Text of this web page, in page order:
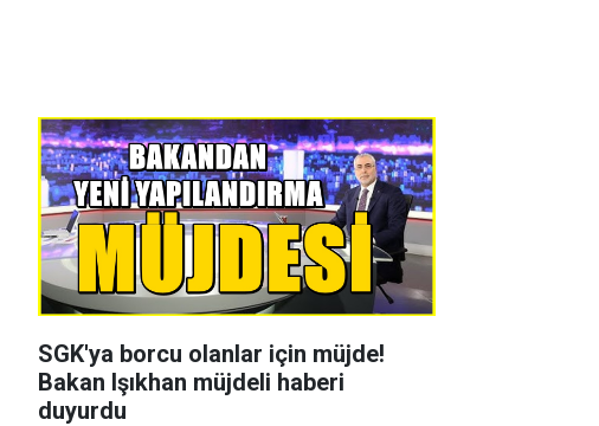
SGK'ya borcu olanlar için müjde!
Bakan Işıkhan müjdeli haberi
duyurdu